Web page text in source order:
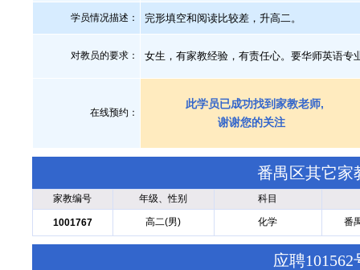
学员情况描述： 完形填空和阅读比较差，升高二。
对教员的要求： 女生，有家教经验，有责任心。要华师英语专
在线预约：
此学员已成功找到家教老师,
谢谢您的关注
番禺区其它家
家教编号 年级、性别 科目
1001767 高二(男) 化学 番
应聘